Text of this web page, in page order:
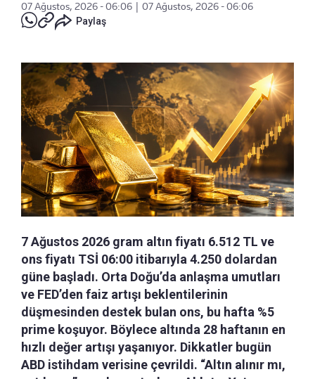
07 Ağustos, 2026 - 06:06
07 Ağustos, 2026 - 06:06
Paylaş
7 Ağustos 2026 gram altın fiyatı 6.512 TL ve
ons fiyatı TSİ 06:00 itibarıyla 4.250 dolardan
güne başladı. Orta Doğu’da anlaşma umutları
ve FED’den faiz artışı beklentilerinin
düşmesinden destek bulan ons, bu hafta %5
prime koşuyor. Böylece altında 28 haftanın en
hızlı değer artışı yaşanıyor. Dikkatler bugün
ABD istihdam verisine çevrildi. “Altın alınır mı,